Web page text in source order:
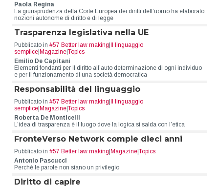
Paola Regina
La giurisprudenza della Corte Europea dei diritti dell’uomo ha elaborato
nozioni autonome di diritto e di legge
Trasparenza legislativa nella UE
Pubblicato in #57 Better law making|Il linguaggio
semplice|Magazine|Topics
Emilio De Capitani
Elementi fondanti per il diritto all’auto determinazione di ogni individuo
e per il funzionamento di una società democratica
Responsabilità del linguaggio
Pubblicato in #57 Better law making|Il linguaggio
semplice|Magazine|Topics
Roberta De Monticelli
L’idea di trasparenza è il luogo dove la logica si salda con l’etica
FronteVerso Network compie dieci anni
Pubblicato in #57 Better law making|Magazine|Topics
Antonio Pascucci
Perchè le parole non siano un privilegio
Diritto di capire